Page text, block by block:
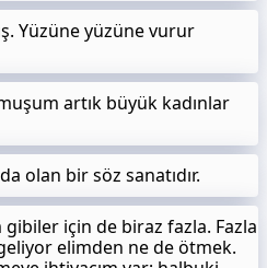
Yüzüne yüzüne vurur
artık büyük kadınlar
olan bir söz sanatıdır.
için de biraz fazla. Fazla
elimden ne de ötmek.